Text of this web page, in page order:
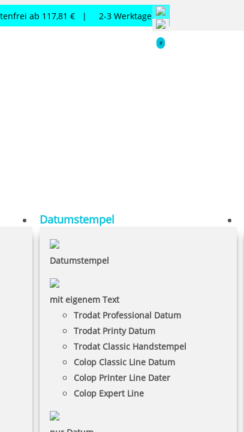
ab 117,81 € | 2-3 Werktage
0
Datumstempel
Datumstempel
mit eigenem Text
Trodat Professional Datum
Trodat Printy Datum
Trodat Classic Handstempel
Colop Classic Line Datum
Colop Printer Line Dater
Colop Expert Line